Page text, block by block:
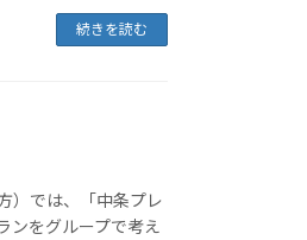
続きを読む
）では、「中条プレ
をグループで考え